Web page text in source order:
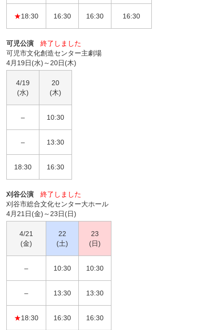
★18:30 16:30 16:30 16:30
可児公演終了しました
可児市文化創造センター主劇場
4月19日(水)～20日(木)
4/19
(水)
20
(木)
– 10:30
– 13:30
18:30 16:30
刈谷公演終了しました
刈谷市総合文化センター大ホール
4月21日(金)～23日(日)
4/21
(金)
22
(土)
23
(日)
– 10:30 10:30
– 13:30 13:30
★18:30 16:30 16:30